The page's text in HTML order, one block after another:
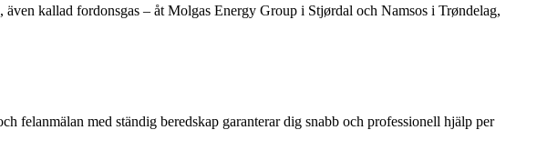
kallad fordonsgas – åt Molgas Energy Group i Stjørdal och Namsos i Trøndelag,
felanmälan med ständig beredskap garanterar dig snabb och professionell hjälp per